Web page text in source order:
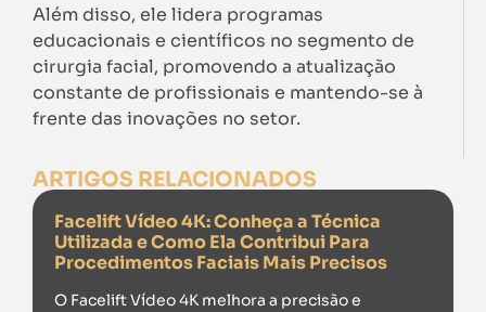
Além disso, ele lidera programas
educacionais e científicos no segmento de
cirurgia facial, promovendo a atualização
constante de profissionais e mantendo-se à
frente das inovações no setor.
ARTIGOS RELACIONADOS
Facelift Vídeo 4K: Conheça a Técnica
Utilizada e Como Ela Contribui Para
Procedimentos Faciais Mais Precisos
O Facelift Vídeo 4K melhora a precisão e